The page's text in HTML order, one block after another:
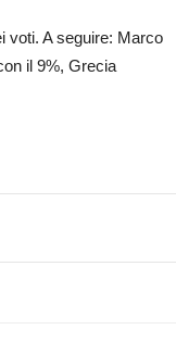
voti. A seguire: Marco
il 9%, Grecia